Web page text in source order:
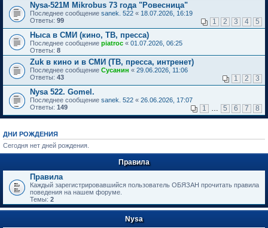
Nysa-521M Mikrobus 73 года "Ровесница"
Последнее сообщение sanek. 522 « 18.07.2026, 16:19
Ответы: 99 1 2 3 4 5
Ныса в СМИ (кино, ТВ, пресса)
Последнее сообщение piatroc « 01.07.2026, 06:25
Ответы: 8
Zuk в кино и в СМИ (ТВ, пресса, интренет)
Последнее сообщение Сусанин « 29.06.2026, 11:06
Ответы: 43 1 2 3
Nysa 522. Gomel.
Последнее сообщение sanek. 522 « 26.06.2026, 17:07
Ответы: 149 1 … 5 6 7 8
ДНИ РОЖДЕНИЯ
Сегодня нет дней рождения.
Правила
Правила
Каждый зарегистрировавшийся пользователь ОБЯЗАН прочитать правила
поведения на нашем форуме.
Темы: 2
Nysa